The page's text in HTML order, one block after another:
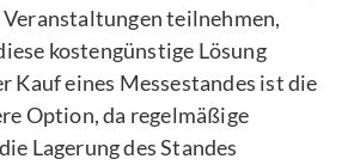
Veranstaltungen teilnehmen,
kostengünstige Lösung
Kauf eines Messestandes ist die
Option, da regelmäßige
Lagerung des Standes